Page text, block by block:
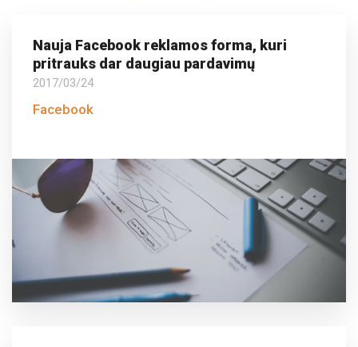
Nauja Facebook reklamos forma, kuri
pritrauks dar daugiau pardavimų
2017/03/24
Facebook